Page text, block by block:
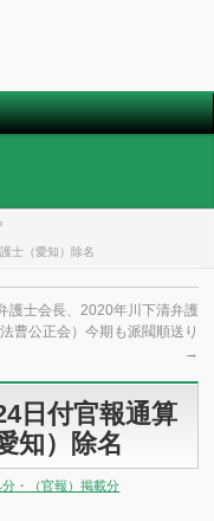
士（愛知）除名
護士会長、2020年川下清弁護
曹公正会）今期も派閥順送り
→
日付官報通算
知）除名
・（官報）掲載分